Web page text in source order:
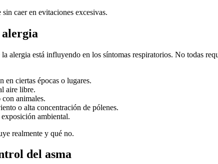
caer en evitaciones excesivas.
alergia
alergia está influyendo en los síntomas respiratorios. No todas
en ciertas épocas o lugares.
aire libre.
con animales.
o alta concentración de pólenes.
exposición ambiental.
realmente y qué no.
del asma